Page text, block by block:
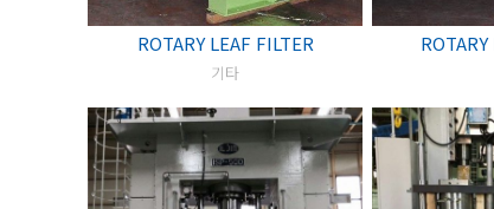
ROTARY LEAF FILTER
기타